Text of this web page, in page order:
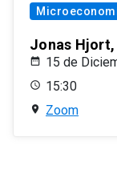
Jonas
15 de
15:30
Zoom